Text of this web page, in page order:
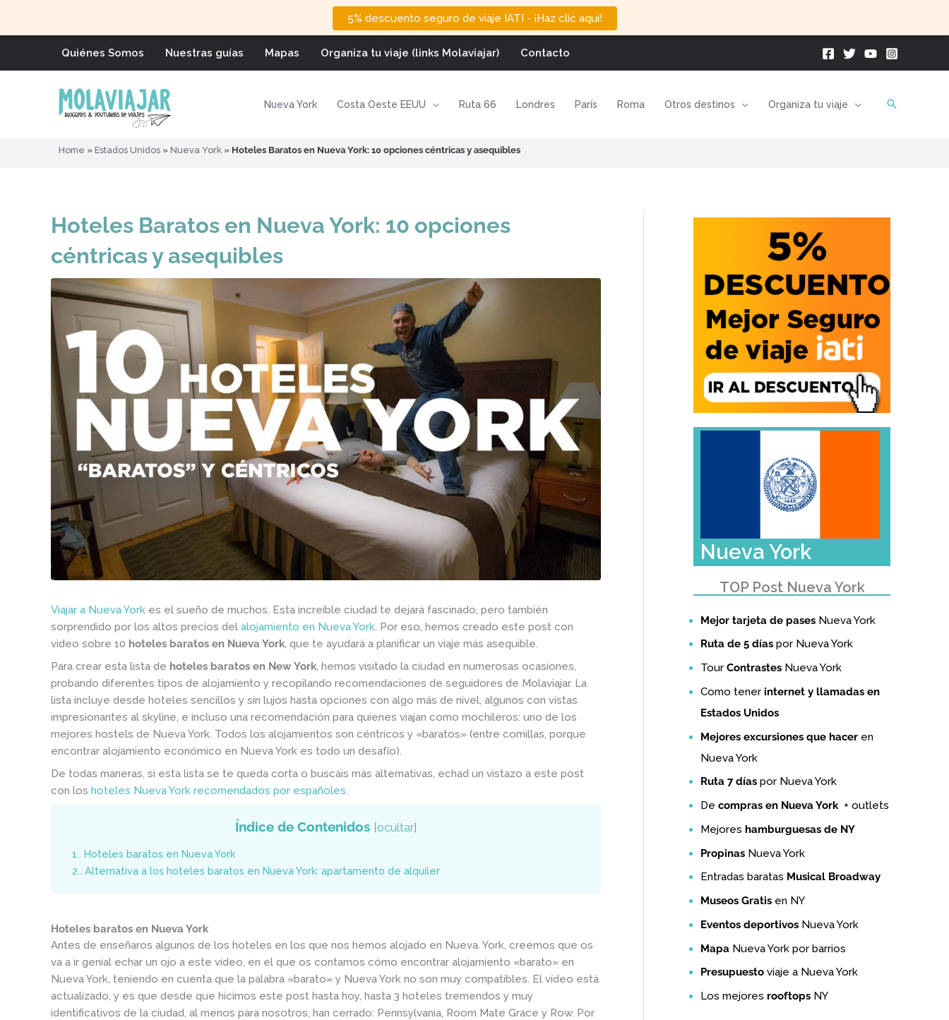
5% descuento seguro de viaje IATI - ¡Haz clic aquí!
Quiénes Somos Nuestras guías Mapas Organiza tu viaje (links Molaviajar) Contacto
Nueva York Costa Oeste EEUU Ruta 66 Londres París Roma Otros destinos Organiza tu viaje
Home » Estados Unidos » Nueva York » Hoteles Baratos en Nueva York: 10 opciones céntricas y asequibles
Hoteles Baratos en Nueva York: 10 opciones
céntricas y asequibles
Viajar a Nueva York es el sueño de muchos. Esta increíble ciudad te dejará fascinado, pero también
sorprendido por los altos precios del alojamiento en Nueva York . Por eso, hemos creado este post con
video sobre 10 hoteles baratos en Nueva York , que te ayudará a planificar un viaje más asequible.
Para crear esta lista de hoteles baratos en New York , hemos visitado la ciudad en numerosas ocasiones,
probando diferentes tipos de alojamiento y recopilando recomendaciones de seguidores de Molaviajar. La
lista incluye desde hoteles sencillos y sin lujos hasta opciones con algo más de nivel, algunos con vistas
impresionantes al skyline, e incluso una recomendación para quienes viajan como mochileros: uno de los
mejores hostels de Nueva York. Todos los alojamientos son céntricos y «baratos» (entre comillas, porque
encontrar alojamiento económico en Nueva York es todo un desafío).
De todas maneras, si esta lista se te queda corta o buscáis más alternativas, echad un vistazo a este post
con los hoteles Nueva York recomendados por españoles.
Índice de Contenidos [ocultar]
1.
Hoteles baratos en Nueva York
2. Alternativa a los hoteles baratos en Nueva York: apartamento de alquiler
Hoteles baratos en Nueva York
Antes de enseñaros algunos de los hoteles en los que nos hemos alojado en Nueva. York, creemos que os
va a ir genial echar un ojo a este vídeo, en el que os contamos cómo encontrar alojamiento «barato» en
Nueva York, teniendo en cuenta que la palabra «barato» y Nueva York no son muy compatibles. El vídeo está
actualizado, y es que desde que hicimos este post hasta hoy, hasta 3 hoteles tremendos y muy
identificativos de la ciudad, al menos para nosotros, han cerrado: Pennsylvania, Room Mate Grace y Row. Por
Nueva York
TOP Post Nueva York
Mejor tarjeta de pases Nueva York
Ruta de 5 días por Nueva York
Tour Contrastes Nueva York
Como tener internet y llamadas en
Estados Unidos
Mejores excursiones que hacer en
Nueva York
Ruta 7 días por Nueva York
De compras en Nueva York+ outlets
Mejores hamburguesas de NY
Propinas Nueva York
Entradas baratas Musical Broadway
Museos Gratis en NY
Eventos deportivos Nueva York
Mapa Nueva York por barrios
Presupuesto viaje a Nueva York
Los mejores rooftops NY